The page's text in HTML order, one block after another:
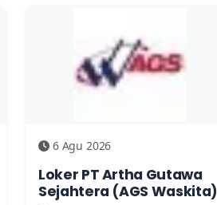
6 Agu 2026
Loker PT Artha Gutawa
Sejahtera (AGS Waskita)